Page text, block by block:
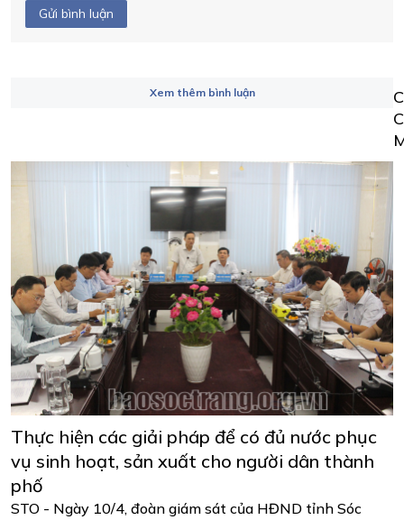
Gửi bình luận
Xem thêm bình luận
Thực hiện các giải pháp để có đủ nước phục
vụ sinh hoạt, sản xuất cho người dân thành
phố
STO - Ngày 10/4, đoàn giám sát của HĐND tỉnh Sóc